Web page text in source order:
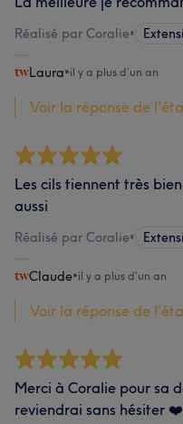
Réalisé par Coralie•
Laura•il y a plus d’un an
Voir la réponse de
Les cils tiennent très
aussi
Réalisé par Coralie•
Claude•il y a plus d’un an
Voir la réponse de
Merci à Coralie pour sa
reviendrai sans hésiter ❤️